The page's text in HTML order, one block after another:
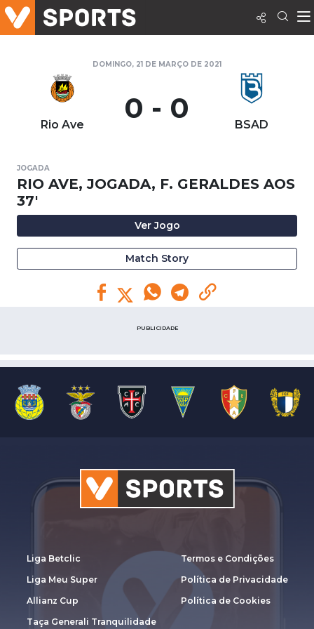
DOMINGO, 21 DE MARÇO DE 2021
Rio Ave 0 - 0 BSAD
JOGADA
RIO AVE, JOGADA, F. GERALDES AOS
37'
Ver Jogo
Match Story
PUBLICIDADE
Liga Betclic
Liga Meu Super
Allianz Cup
Taça Generali Tranquilidade
Termos e Condições
Política de Privacidade
Política de Cookies